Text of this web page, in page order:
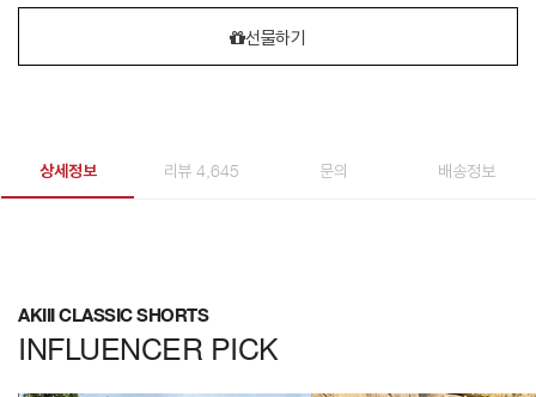
선물하기
상세정보 리뷰 4,645 문의 배송정보
AKIII CLASSIC SHORTS
INFLUENCER PICK